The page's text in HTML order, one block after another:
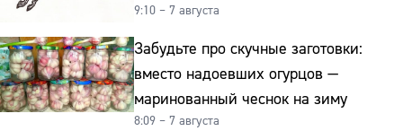
9:10 – 7 августа
Забудьте про скучные заготовки:
вместо надоевших огурцов —
маринованный чеснок на зиму
8:09 – 7 августа